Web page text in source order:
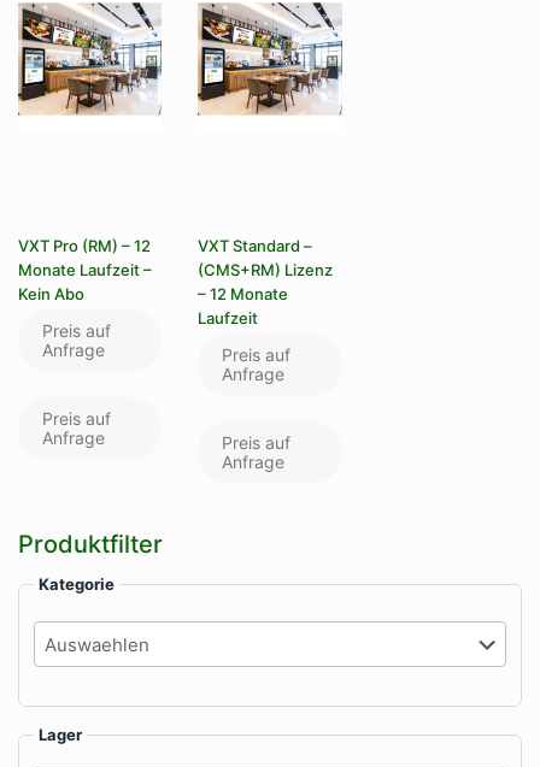
VXT Pro (RM) – 12
Monate Laufzeit –
Kein Abo
Preis auf
Anfrage
Preis auf
Anfrage
VXT Standard –
(CMS+RM) Lizenz
– 12 Monate
Laufzeit
Preis auf
Anfrage
Preis auf
Anfrage
Produktfilter
Kategorie
Lager